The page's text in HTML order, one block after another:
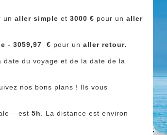
unaller simple et3000 € pour unaller
-3059,97 € pour unaller retour.
date du voyage et de la date de la
nos bons plans ! Ils vous
– est5h. La distance est environ